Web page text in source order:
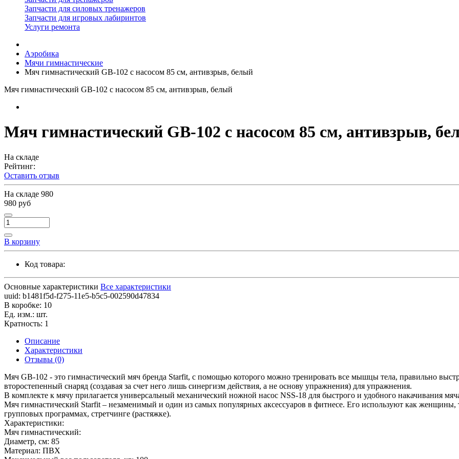
Запчасти для силовых тренажеров
Запчасти для игровых лабиринтов
Услуги ремонта
Аэробика
Мячи гимнастические
Мяч гимнастический GB-102 с насосом 85 см, антивзрыв, белый
Мяч гимнастический GB-102 с насосом 85 см, антивзрыв, белый
Мяч гимнастический GB-102 с насосом 85 см, антивзрыв,
На складе
Рейтинг:
Оставить отзыв
На складе 980
980 руб
В корзину
Код товара:
Основные характеристики Все характеристики
uuid: b1481f5d-f275-11e5-b5c5-002590d47834
В коробке: 10
Ед. изм.: шт.
Кратность: 1
Описание
Характеристики
Отзывы (0)
Мяч GB-102 - это гимнастический мяч бренда Starfit, с помощью которого можно тренировать все мышцы тела, правильно
второстепенный снаряд (создавая за счет него лишь синергизм действия, а не основу упражнения) для упражнения.
В комплекте к мячу прилагается универсальный механический ножной насос NSS-18 для быстрого и удобного накачивания
Мяч гимнастический Starfit – незаменимый и один из самых популярных аксессуаров в фитнесе. Его используют как
групповых программах, стретчинге (растяжке).
Характеристики:
Мяч гимнастический:
Диаметр, см: 85
Материал: ПВХ